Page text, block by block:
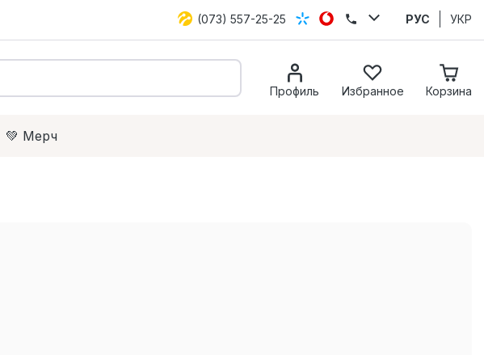
(073) 557-25-25 РУС УКР
Профиль Избранное Корзина
💚 Мерч